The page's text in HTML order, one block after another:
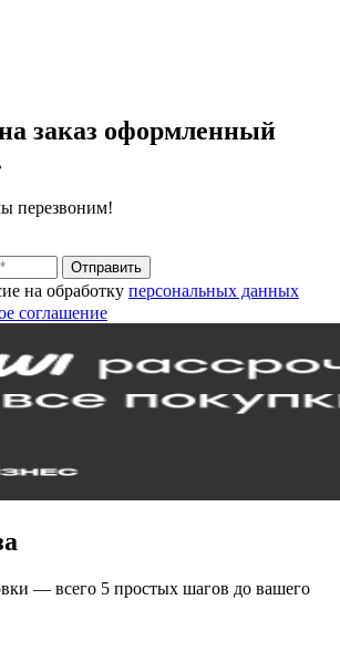
заказ оформленный
перезвоним!
Отправить
на обработку персональных данных
соглашение
— всего 5 простых шагов до вашего